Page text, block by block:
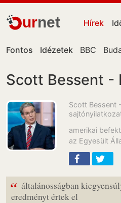
urnet Hírek
Fontos Idézetek BBC
Scott Bessent -
Scott Bessent
amerikai
az Egyesült
“ általánosságban
eredményt értek el